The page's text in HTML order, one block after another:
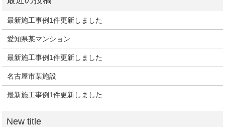
最新施工事例1件更新しました
愛知県某マンション
最新施工事例1件更新しました
名古屋市某施設
最新施工事例1件更新しました